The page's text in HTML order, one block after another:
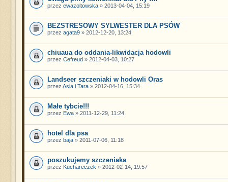
przez ewazoltowska» 2013-04-04, 15:19
BEZSTRESOWY SYLWESTER DLA PSÓW
przez agata9» 2012-12-20, 13:24
chiuaua do oddania-likwidacja hodowli
przez Cefreud» 2012-04-03, 10:27
Landseer szczeniaki w hodowli Oras
przez Asia i Tara» 2012-04-16, 15:34
Małe tybcie!!!
przez Ewa» 2011-12-29, 11:24
hotel dla psa
przez baja» 2011-07-06, 11:18
poszukujemy szczeniaka
przez Kuchareczek » 2012-02-14, 19:57